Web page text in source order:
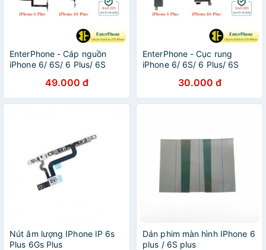
EnterPhone - Cáp nguồn
iPhone 6/ 6S/ 6 Plus/ 6S
49.000 đ
EnterPhone - Cục rung
iPhone 6/ 6S/ 6 Plus/ 6S
30.000 đ
Nút âm lượng IPhone IP 6s
Plus 6Gs Plus
Dán phim màn hình IPhone 6
plus / 6S plus